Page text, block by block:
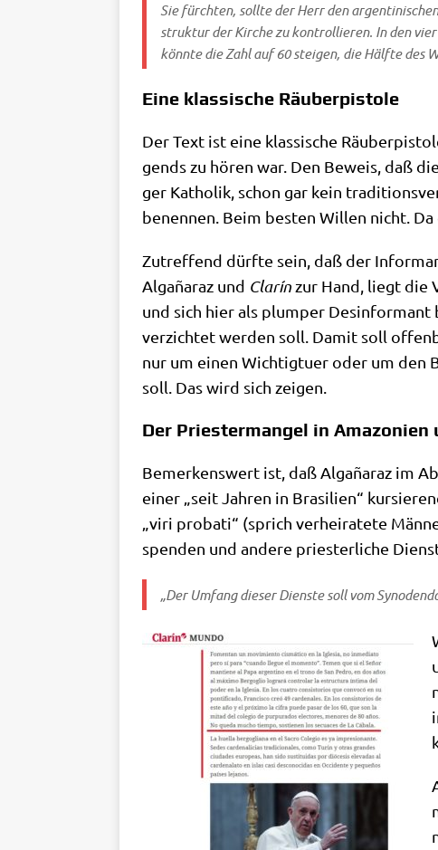
Sie fürch­ten, soll­te der Herr den
struk­tur der Kir­che zu kon­trol­lie­ren. In den
könn­te die Zahl auf 60 stei­gen, die Hälf­te des
Eine klassische Räuberpistole
Der Text ist eine klas­si­sche
gends zu hören war. Den Beweis, daß
ger Katho­lik, schon gar kein
benen­nen. Beim besten Wil­len nicht.
Zutref­fend dürf­te sein, daß der
Alga­ña­raz und Cla­rínzur Hand, liegt die
und sich hier als plum­per
ver­zich­tet wer­den soll. Damit soll
nur um einen Wich­tig­tu­er oder um den
soll. Das wird sich zeigen.
Der Priestermangel in Amazonien
Bemer­kens­wert ist, daß Alga­ña­raz im
einer „seit Jah­ren in Bra­si­li­en“
„viri pro­ba­ti“ (sprich ver­hei­ra­te­te
spen­den und ande­re prie­ster­li­che
„Der Umfang die­ser Dien­ste soll vom